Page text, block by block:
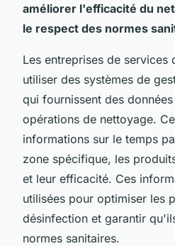
améliorer l'efficacité du
le respect des normes
Les entreprises de services
utiliser des systèmes de
qui fournissent des
opérations de nettoyage.
informations sur le temps
zone spécifique, les
et leur efficacité. Ces
utilisées pour optimiser les
désinfection et garantir
normes sanitaires.